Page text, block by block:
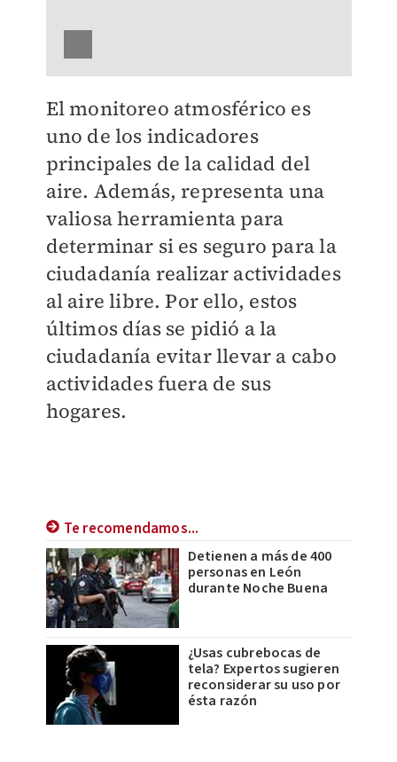
El monitoreo atmosférico es
uno de los indicadores
principales de la calidad del
aire. Además, representa una
valiosa herramienta para
determinar si es seguro para la
ciudadanía realizar actividades
al aire libre. Por ello, estos
últimos días se pidió a la
ciudadanía evitar llevar a cabo
actividades fuera de sus
hogares.
Te recomendamos...
Detienen a más de 400
personas en León
durante Noche Buena
¿Usas cubrebocas de
tela? Expertos sugieren
reconsiderar su uso por
ésta razón